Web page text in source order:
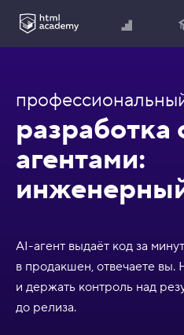
разработка
агентами:
AI-агент выдаёт код за
в продакшен, отвечаете вы.
и держать контроль над
до релиза.